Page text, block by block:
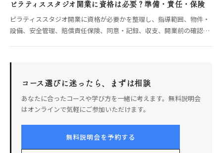
ピラティススタジオ開業に資格は必要？準備・責任・保険
ピラティススタジオ開業に資格が必要かを整理し、指導範囲、物件・
設備、安全管理、賠償責任保険、同意・記録、収支、開業前の確認項
コース選びに迷ったら、まずは相談
あなたに合ったコースや学び方を一緒に考えます。無料説明会
はオンラインで気軽にご参加いただけます。
無料説明会を予約する